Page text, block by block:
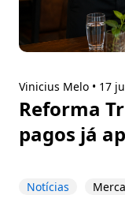
Vinicius Melo • 17
Reforma
pagos já
Notícias